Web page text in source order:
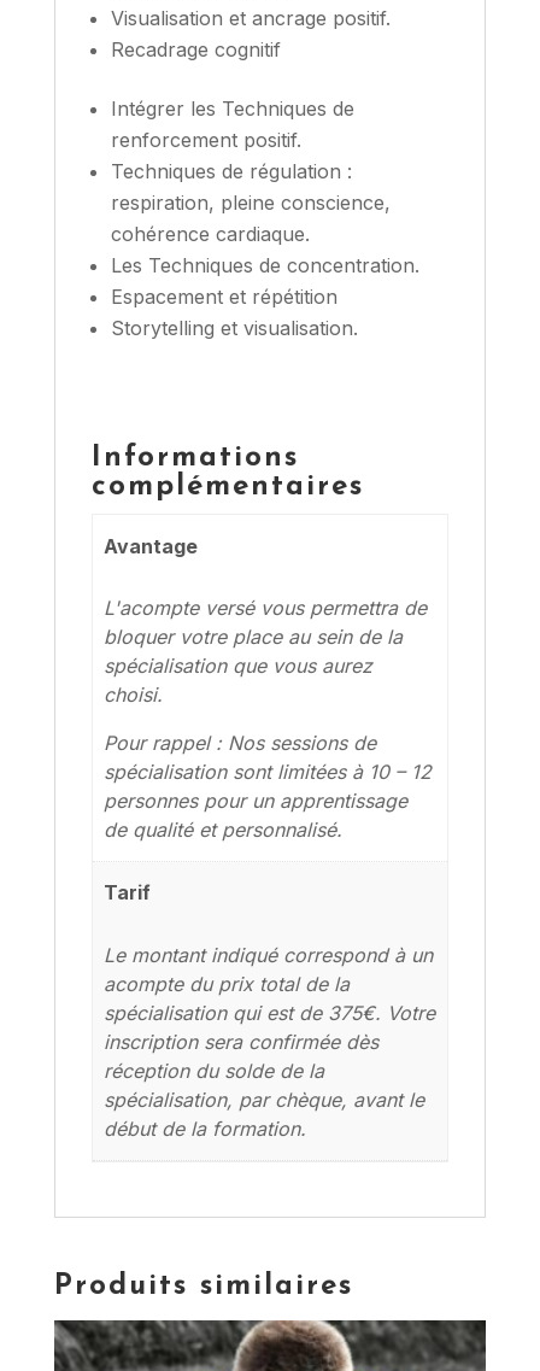
Visualisation et ancrage positif.
Recadrage cognitif
Intégrer les Techniques de
renforcement positif.
Techniques de régulation :
respiration, pleine conscience,
cohérence cardiaque.
Les Techniques de concentration.
Espacement et répétition
Storytelling et visualisation.
Informations
complémentaires
Avantage
L'acompte versé vous permettra de
bloquer votre place au sein de la
spécialisation que vous aurez
choisi.
Pour rappel : Nos sessions de
spécialisation sont limitées à 10 – 12
personnes pour un apprentissage
de qualité et personnalisé.
Tarif
Le montant indiqué correspond à un
acompte du prix total de la
spécialisation qui est de 375€. Votre
inscription sera confirmée dès
réception du solde de la
spécialisation, par chèque, avant le
début de la formation.
Produits similaires